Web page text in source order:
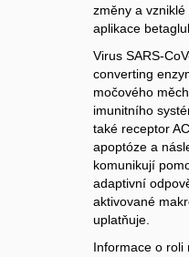
změny a
aplikace
Virus SARS-
converting
močového
imunitního
také receptor
apoptóze a
komunikují
adaptivní
aktivované
uplatňuje.
Informace o roli